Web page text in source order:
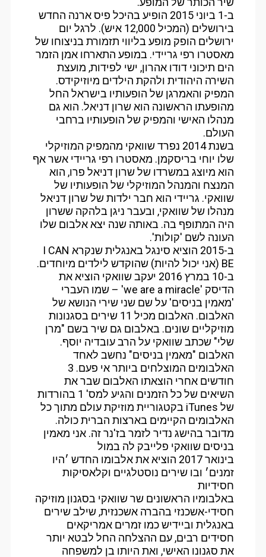
ב-1 ביוני 2015 הופיע בהיכל פיס ארנה החדש
בירושלים (המכיל 12,000 איש). לרגל יום
ירושלים הופק מופע בליווי תזמורת בניצוחו של
מאסטרו רפי גריידי. במופע התארחו אמן הזמר
הים תיכוני דודו אהרון, ישי לפידות, מועצת
השירה היהודית ולהקת הילדים מיוזיקידס.
המפיק והאמרגן של הופעותיו בישראל החל
מהופעתו הראשונה הוא שרון דניאל. הוא גם
מנהלו האישי והמפיק של הופעותיו ברחבי
העולם.
בשנת 2014 נפרד שוואקי מהמפיק המוזיקלי
שלו יוחי בריסקמן. מאסטרו רפי גריידי אשר אף
הוא מיוצג במשרדו של שרון דניאל פרו, הוא
המנצח והמנהל המוזיקלי של הופעותיו של
שוואקי. גריידי הוא חבר ילדות של שרון דניאל
מנהלו של שוואקי, ובעבר ניגן בלהקה ששרון
היה המתופף בה. באותה שנה יצא אלבום שלו
העונה לשם 'קולות'.
ב-2015 הוציא סינגל באנגלית שנקרא I CAN
BE (אני יכול להיות) שהוקדש לילדים מיוחדים.
ב-10 במרץ 2016 יעקב שוואקי הוציא את
הדיסק 'we are a miracle' – שמו העברי
'מאמין בניסים' על שם שני שירי הנושא של
האלבום. האלבום מכיל 11 שירים בסגנונות
מוזיקליים שונים. באלבום גם שיר בשם "מרן
שלי" שכתב שוואקי על הרב עובדיה יוסף.
האלבום "מאמין בניסים" נחשב לאחד
האלבומים המוצלחים ביותר אי פעם. 3
חודשים אחרי הוצאתו האלבום שבר את
השיאים של כל הזמנים והגיע למס' 1 בהורדות
של iTunes בקטגוריית מוזיקת עולם מתוך כל
האלבומים הקיימים בארצות הברית כולה.
מדובר בהישג נדיר לזמר בז'נר זה. אני מאמין
בניסים שוואקי פלייבק לה במול
בינואר 2017 הוציא את אלבומו החדש ׳היו
זמנים׳ ובו שירים נוסטלגיים וקלאסיקות
חסידיות
באלבומיו הראשונים שר שוואקי בסגנון מוזיקה
חסידי-אשכנזי בהברה אשכנזית, שילב שירים
באנגלית וביידיש כמו זמרים אמריקאים
חסידים רבים, עם ההצלחה החל לבטא יותר
את סגנונו האישי, ואת היותו בן למשפחה